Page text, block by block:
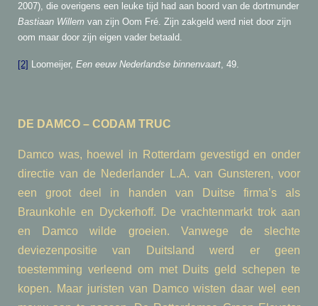
2007), die overigens een leuke tijd had aan boord van de dortmunder
Bastiaan Willem van zijn Oom Fré. Zijn zakgeld werd niet door zijn
oom maar door zijn eigen vader betaald.
[2] Loomeijer, Een eeuw Nederlandse binnenvaart, 49.
DE DAMCO – CODAM TRUC
Damco was, hoewel in Rotterdam gevestigd en onder
directie van de Nederlander L.A. van Gunsteren, voor
een groot deel in handen van Duitse firma’s als
Braunkohle en Dyckerhoff. De vrachtenmarkt trok aan
en Damco wilde groeien. Vanwege de slechte
deviezenpositie van Duitsland werd er geen
toestemming verleend om met Duits geld schepen te
kopen. Maar juristen van Damco wisten daar wel een